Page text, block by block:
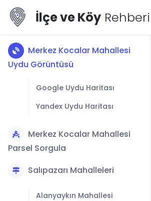
İlçe ve Köy Rehberi
Merkez Kocalar Mahallesi
Uydu Görüntüsü
Google Uydu Haritası
Yandex Uydu Haritası
Merkez Kocalar Mahallesi
Parsel Sorgula
Salıpazarı Mahalleleri
Alanyaykın Mahallesi